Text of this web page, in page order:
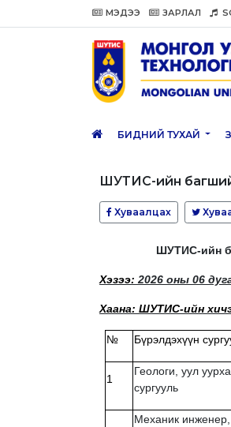
МЭДЭЭ ЗАРЛАЛ
БИДНИЙ ТУХАЙ
ШУТИС-ийн
Хуваалцах
ШУТИС-ийн
Хэзээ: 2026 оны 06
Хаана: ШУТИС-ийн
№ Бүрэлдэхүүн
1
Геологи, уул
сургууль
Механик инженер,